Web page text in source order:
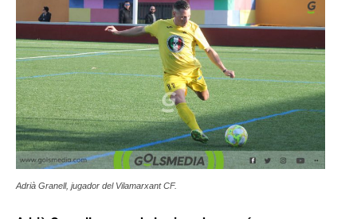
Adrià Granell, jugador del Vilamarxant CF.